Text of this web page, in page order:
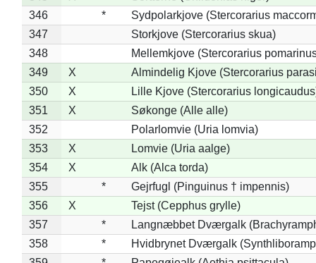
346
*
Sydpolarkjove (Stercorarius
347
Storkjove (Stercorarius skua)
348
Mellemkjove (Stercorarius
349
X
Almindelig Kjove (Stercorarius
350
X
Lille Kjove (Stercorarius
351
X
Søkonge (Alle alle)
352
Polarlomvie (Uria lomvia)
353
X
Lomvie (Uria aalge)
354
X
Alk (Alca torda)
355
*
Gejrfugl (Pinguinus † impennis)
356
X
Tejst (Cepphus grylle)
357
*
Langnæbbet Dværgalk
358
*
Hvidbrynet Dværgalk